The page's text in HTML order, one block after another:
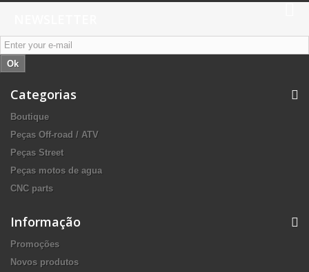
Ok
Categorias
Boutique
Peças Off-road / ATV
Peças Street
Peças motos de agua
CNC parts
Informação
Promoções
Novos produtos